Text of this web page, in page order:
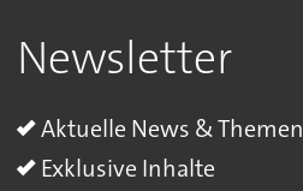
Newsletter
Aktuelle News & Themen
Exklusive Inhalte